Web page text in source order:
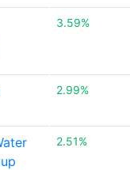
3.59%
2.99%
2.51%